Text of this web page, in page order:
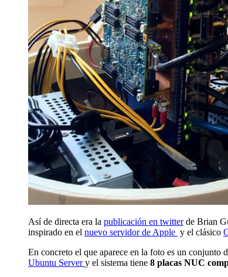
Así de directa era la publicación en twitterde Brian
inspirado en el nuevo servidor de Apple y el clásico
En concreto el que aparece en la foto es un conjunto
Ubuntu Servery el sistema tiene 8 placas NUC